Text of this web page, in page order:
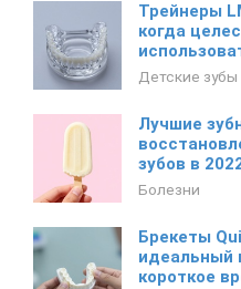
Трейнеры
когда
Детские зубы
Лучшие
зубов в
Болезни
Брекеты
идеальный
короткое